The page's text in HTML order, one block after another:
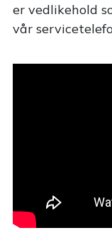
er vedlikehold
vår